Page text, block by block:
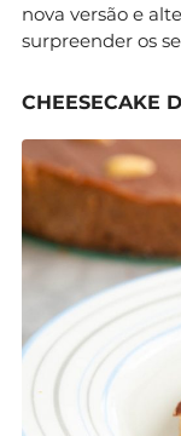
nova versão e
surpreender os
CHEESECAKE